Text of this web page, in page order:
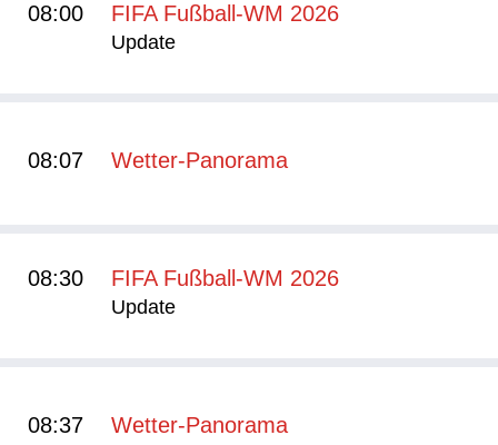
08:00 FIFA Fußball-WM 2026
Update
08:07 Wetter-Panorama
08:30 FIFA Fußball-WM 2026
Update
08:37 Wetter-Panorama